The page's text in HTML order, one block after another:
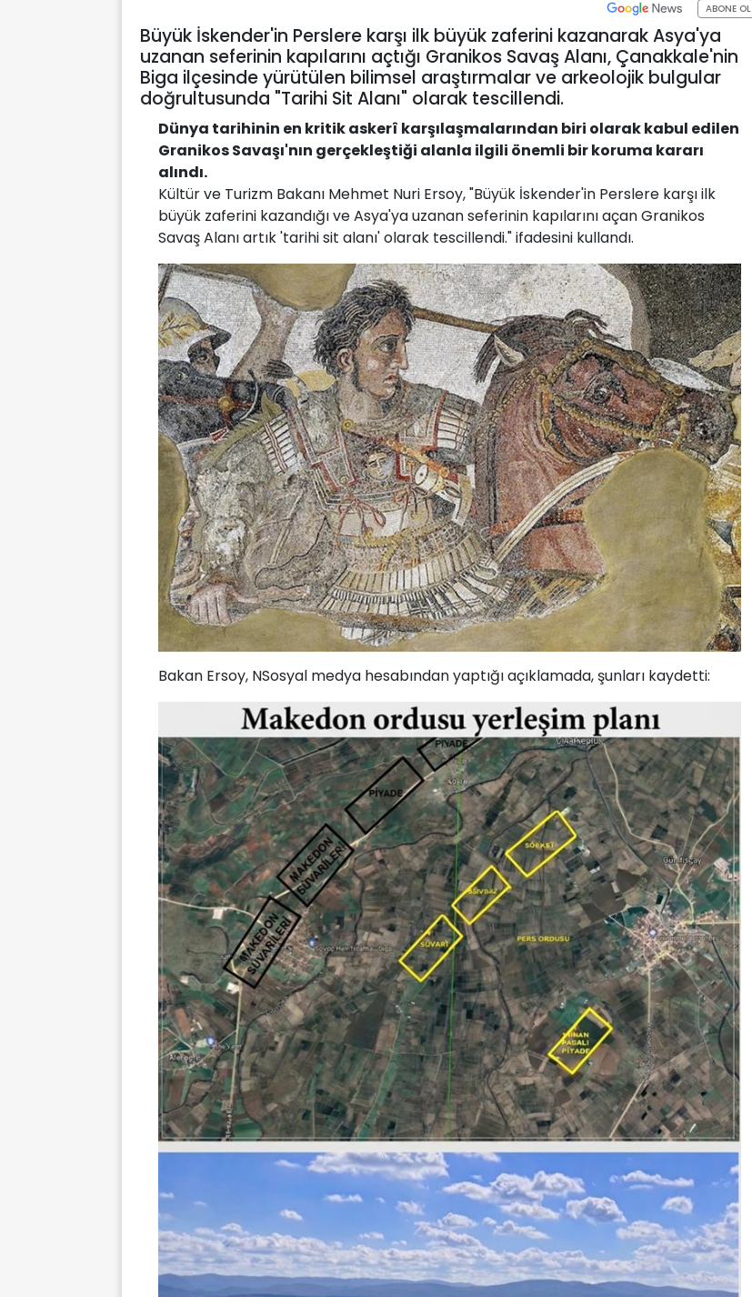
ABONE OL
Büyük İskender'in Perslere karşı ilk büyük zaferini kazanarak Asya'ya
uzanan seferinin kapılarını açtığı Granikos Savaş Alanı, Çanakkale'nin
Biga ilçesinde yürütülen bilimsel araştırmalar ve arkeolojik bulgular
doğrultusunda "Tarihi Sit Alanı" olarak tescillendi.
Dünya tarihinin en kritik askerî karşılaşmalarından biri olarak kabul edilen
Granikos Savaşı'nın gerçekleştiği alanla ilgili önemli bir koruma kararı
alındı.
Kültür ve Turizm Bakanı Mehmet Nuri Ersoy, "Büyük İskender'in Perslere karşı ilk
büyük zaferini kazandığı ve Asya'ya uzanan seferinin kapılarını açan Granikos
Savaş Alanı artık 'tarihi sit alanı' olarak tescillendi." ifadesini kullandı.
Bakan Ersoy, NSosyal medya hesabından yaptığı açıklamada, şunları kaydetti: